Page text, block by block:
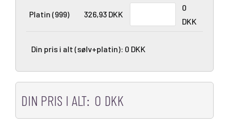
Platin (999) 326,93 DKK
0
DKK
Din pris i alt (sølv+platin): 0 DKK
DIN PRIS I ALT: 0 DKK